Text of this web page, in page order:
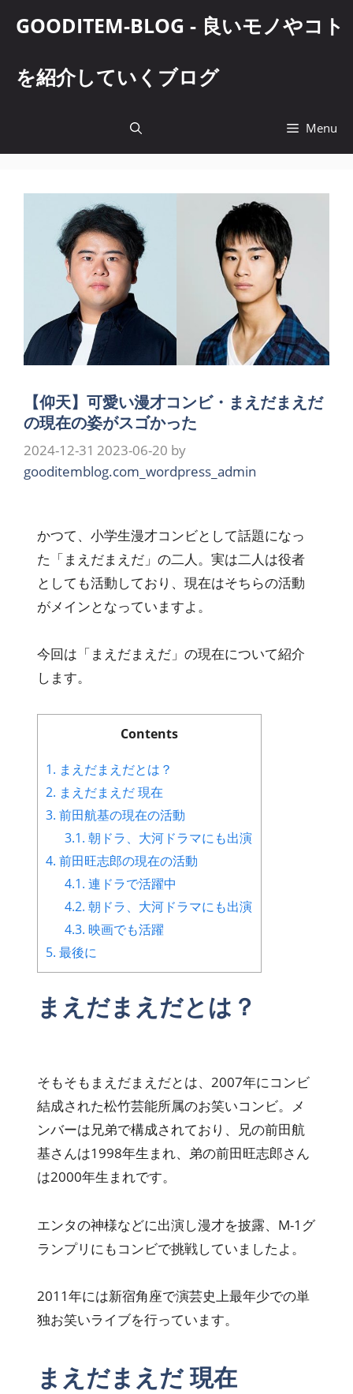
GOODITEM-BLOG - 良いモノやコト
を紹介していくブログ
Menu
【仰天】可愛い漫才コンビ・まえだまえだ
の現在の姿がスゴかった
2024-12-31 2023-06-20 by
gooditemblog.com_wordpress_admin
かつて、小学生漫才コンビとして話題になっ
た「まえだまえだ」の二人。実は二人は役者
としても活動しており、現在はそちらの活動
がメインとなっていますよ。
今回は「まえだまえだ」の現在について紹介
します。
Contents
1. まえだまえだとは？
2. まえだまえだ 現在
3. 前田航基の現在の活動
3.1. 朝ドラ、大河ドラマにも出演
4. 前田旺志郎の現在の活動
4.1. 連ドラで活躍中
4.2. 朝ドラ、大河ドラマにも出演
4.3. 映画でも活躍
5. 最後に
まえだまえだとは？
そもそもまえだまえだとは、2007年にコンビ
結成された松竹芸能所属のお笑いコンビ。メ
ンバーは兄弟で構成されており、兄の前田航
基さんは1998年生まれ、弟の前田旺志郎さん
は2000年生まれです。
エンタの神様などに出演し漫才を披露、M-1グ
ランプリにもコンビで挑戦していましたよ。
2011年には新宿角座で演芸史上最年少での単
独お笑いライブを行っています。
まえだまえだ 現在